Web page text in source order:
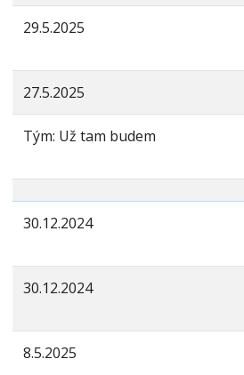
29.5.2025
27.5.2025
Tým: Už tam budem
30.12.2024
30.12.2024
8.5.2025